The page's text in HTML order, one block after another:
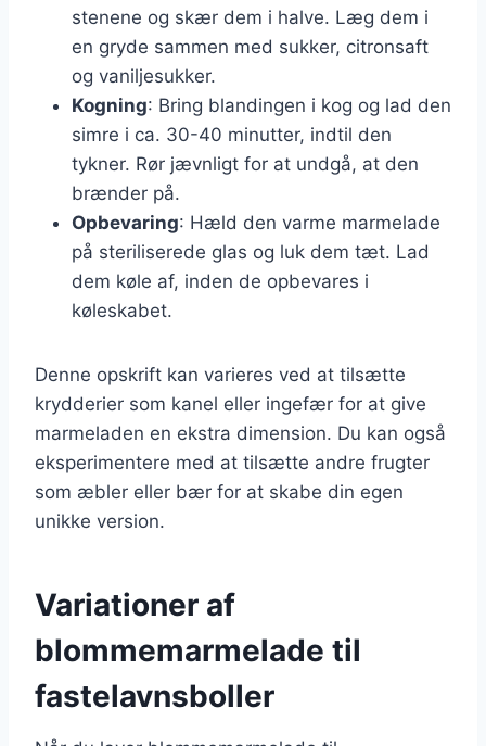
stenene og skær dem i halve. Læg dem i
en gryde sammen med sukker, citronsaft
og vaniljesukker.
Kogning: Bring blandingen i kog og lad den
simre i ca. 30-40 minutter, indtil den
tykner. Rør jævnligt for at undgå, at den
brænder på.
Opbevaring: Hæld den varme marmelade
på steriliserede glas og luk dem tæt. Lad
dem køle af, inden de opbevares i
køleskabet.
Denne opskrift kan varieres ved at tilsætte
krydderier som kanel eller ingefær for at give
marmeladen en ekstra dimension. Du kan også
eksperimentere med at tilsætte andre frugter
som æbler eller bær for at skabe din egen
unikke version.
Variationer af
blommemarmelade til
fastelavnsboller